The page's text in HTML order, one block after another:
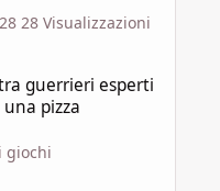
28 Visualizzazioni
guerrieri esperti
una pizza
giochi